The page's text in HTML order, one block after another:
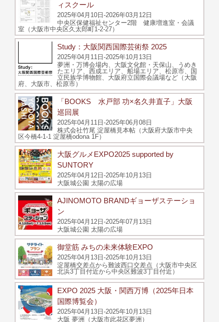
ィスクール
2025年04月10日-2026年03月12日
中央区保健福祉センター2階 健康増進室・会議
室（大阪市中央区久太郎町1-2-27）
Study：大阪関西国際芸術祭 2025
2025年04月11日-2025年10月13日
夢洲・万博会場内、大阪文化館・天保山、うめき
たエリア、西成エリア、船場エリア、松原市、国
立民族学博物館、大阪府立国際会議場など（大阪
府、大阪市、松原市）
「BOOKS 水戸部 功×名久井直子」大阪
巡回展
2025年04月11日-2025年06月08日
株式会社竹尾 淀屋橋見本帖（大阪府大阪市中央
区今橋4-1-1 淀屋橋odona 1F）
大阪グルメEXPO2025 supported by
SUNTORY
2025年04月12日-2025年10月13日
大阪城公園 太陽の広場
AJINOMOTO BRANDギョーザステーショ
ン
2025年04月12日-2025年07月13日
大阪城公園 太陽の広場
御堂筋 みちの未来体験EXPO
2025年04月13日-2025年10月13日
淀屋橋交差点から難波西口交差点（大阪市中央区
北浜3丁目付近から中央区難波3丁目付近）
EXPO 2025 大阪・関西万博（2025年日本
国際博覧会）
2025年04月13日-2025年10月13日
大阪 夢洲（大阪市此花区夢洲）